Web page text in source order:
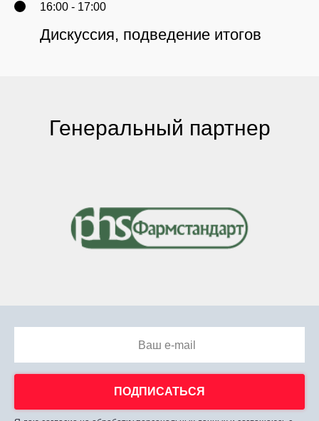
16:00 - 17:00
Дискуссия, подведение итогов
Генеральный партнер
Ваш e-mail
ПОДПИСАТЬСЯ